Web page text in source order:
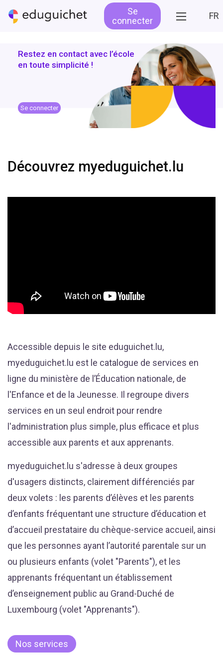
Se
connecter
FR
Restez en contact avec l’école
en toute simplicité !
Se connecter
Découvrez myeduguichet.lu
Accessible depuis le site eduguichet.lu,
myeduguichet.lu est le catalogue de services en
ligne du ministère de l’Éducation nationale, de
l'Enfance et de la Jeunesse. Il regroupe divers
services en un seul endroit pour rendre
l'administration plus simple, plus efficace et plus
accessible aux parents et aux apprenants.
myeduguichet.lu s'adresse à deux groupes
d'usagers distincts, clairement différenciés par
deux volets : les parents d’élèves et les parents
d’enfants fréquentant une structure d’éducation et
d’accueil prestataire du chèque-service accueil, ainsi
que les personnes ayant l’autorité parentale sur un
ou plusieurs enfants (volet "Parents"), et les
apprenants fréquentant un établissement
d’enseignement public au Grand-Duché de
Luxembourg (volet "Apprenants").
Nos services